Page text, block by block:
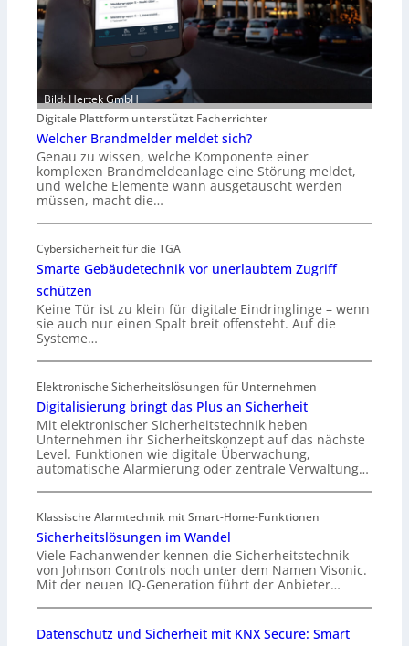
Bild: Hertek GmbH
Digitale Plattform unterstützt Facherrichter
Welcher Brandmelder meldet sich?
Genau zu wissen, welche Komponente einer
komplexen Brandmeldeanlage eine Störung meldet,
und welche Elemente wann ausgetauscht werden
müssen, macht die…
Cybersicherheit für die TGA
Smarte Gebäudetechnik vor unerlaubtem Zugriff
schützen
Keine Tür ist zu klein für digitale Eindringlinge – wenn
sie auch nur einen Spalt breit offensteht. Auf die
Systeme…
Elektronische Sicherheitslösungen für Unternehmen
Digitalisierung bringt das Plus an Sicherheit
Mit elektronischer Sicherheitstechnik heben
Unternehmen ihr Sicherheitskonzept auf das nächste
Level. Funktionen wie digitale Überwachung,
automatische Alarmierung oder zentrale Verwaltung…
Klassische Alarmtechnik mit Smart-Home-Funktionen
Sicherheitslösungen im Wandel
Viele Fachanwender kennen die Sicherheitstechnik
von Johnson Controls noch unter dem Namen Visonic.
Mit der neuen IQ-Generation führt der Anbieter…
Datenschutz und Sicherheit mit KNX Secure: Smart